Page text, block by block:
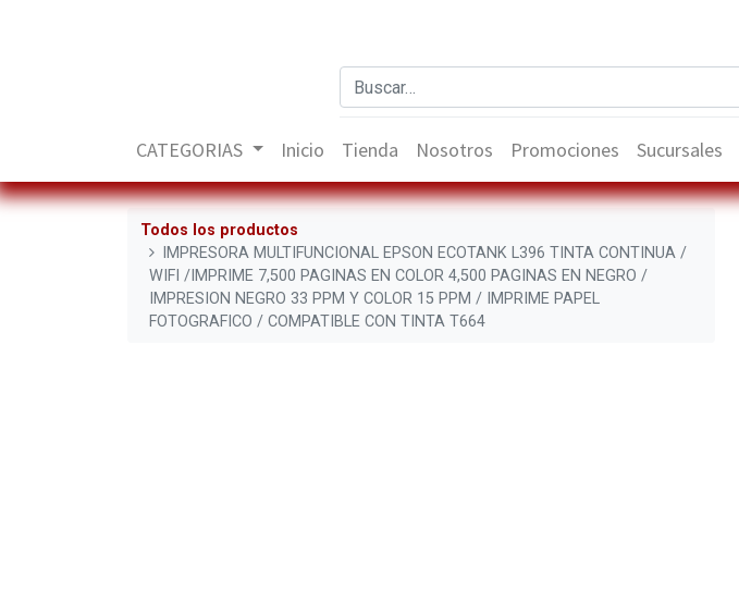
CATEGORIAS Inicio Tienda Nosotros Promociones Sucursales
Todos los productos
IMPRESORA MULTIFUNCIONAL EPSON ECOTANK L396 TINTA CONTINUA /
WIFI /IMPRIME 7,500 PAGINAS EN COLOR 4,500 PAGINAS EN NEGRO /
IMPRESION NEGRO 33 PPM Y COLOR 15 PPM / IMPRIME PAPEL
FOTOGRAFICO / COMPATIBLE CON TINTA T664